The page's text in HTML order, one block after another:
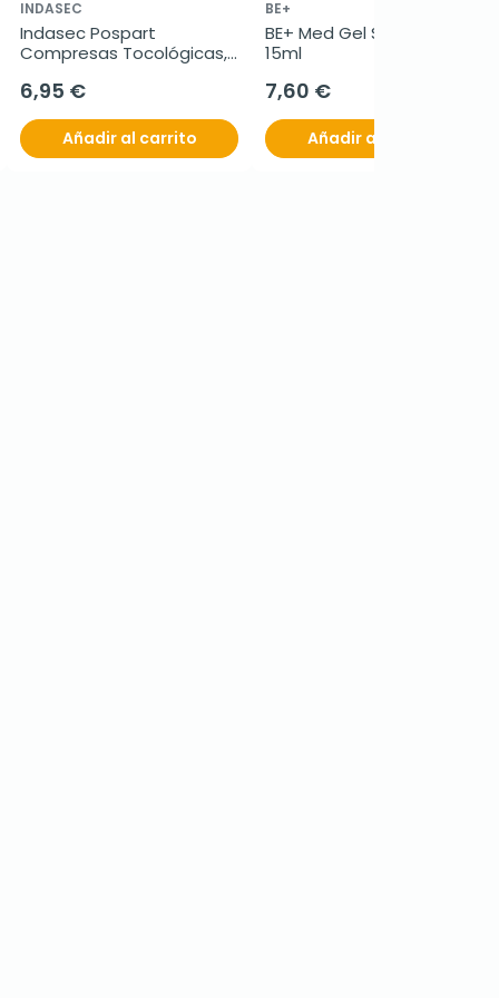
INDASEC
Indasec Pospart
Compresas Tocológicas,
6,95 €
Añadir al carrito
BE+
BE+ Med Gel Stick Arnica,
15ml
7,60 €
Añadir al carrito